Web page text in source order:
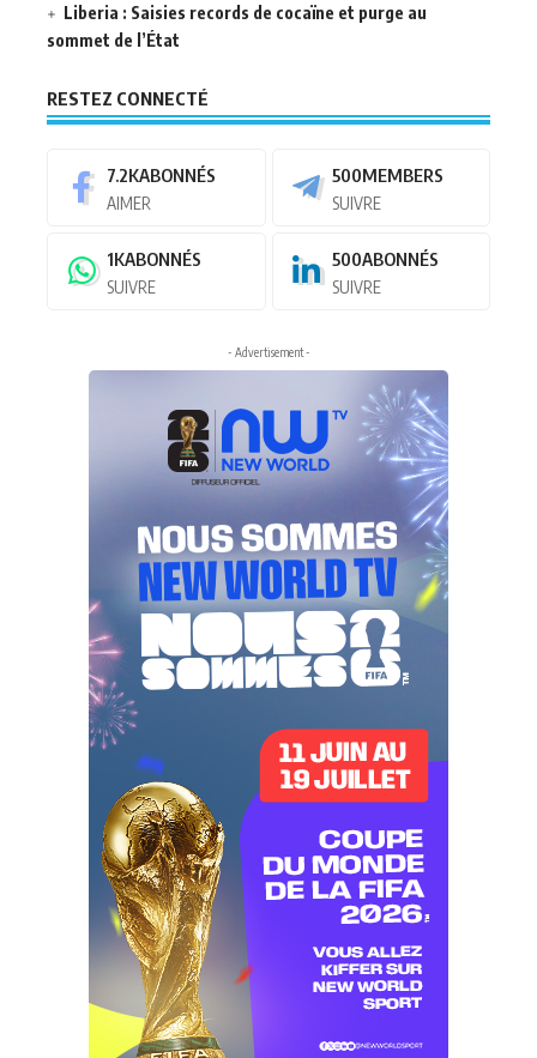
Liberia : Saisies records de cocaïne et purge au
sommet de l’État
RESTEZ CONNECTÉ
7.2KABONNÉS
AIMER
500MEMBERS
SUIVRE
1KABONNÉS
SUIVRE
500ABONNÉS
SUIVRE
- Advertisement -